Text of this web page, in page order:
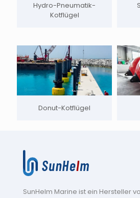
Hydro-Pneumatik-
Kotflügel
Donut-Kotflügel
SunHelm Marine ist ein Hersteller